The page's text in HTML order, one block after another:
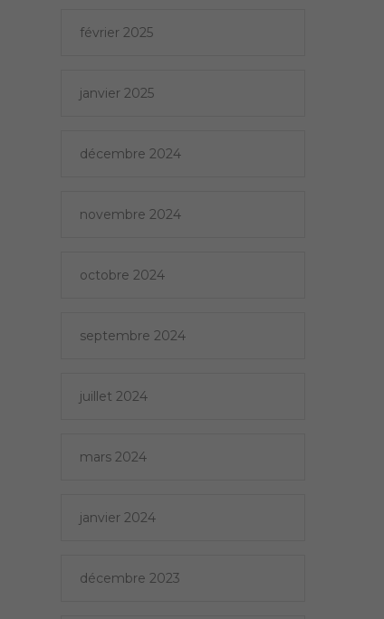
février 2025
janvier 2025
décembre 2024
novembre 2024
octobre 2024
septembre 2024
juillet 2024
mars 2024
janvier 2024
décembre 2023